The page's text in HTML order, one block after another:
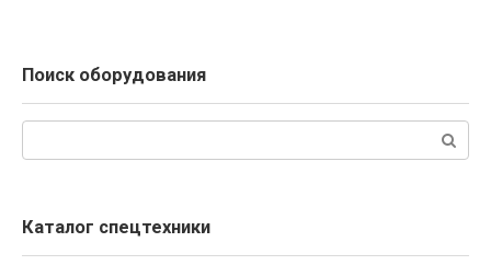
Поиск оборудования
Каталог спецтехники